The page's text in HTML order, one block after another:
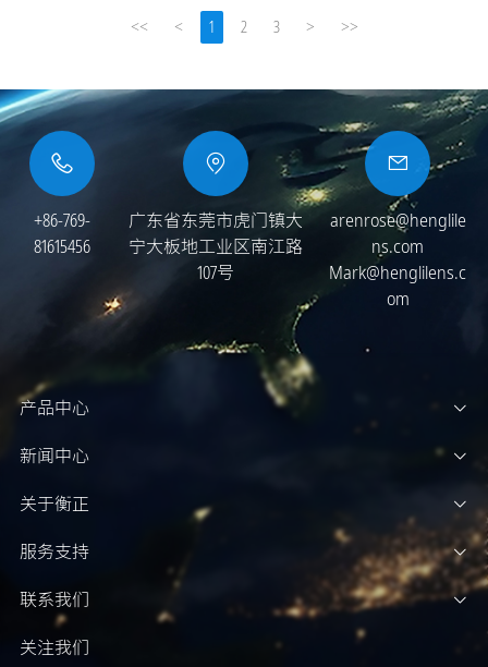
<< < 1 2 3 > >>
+86-769-
81615456
广东省东莞市虎门镇大
宁大板地工业区南江路
107号
arenrose@henglile
ns.com
Mark@henglilens.c
om
产品中心
新闻中心
关于衡正
服务支持
联系我们
关注我们